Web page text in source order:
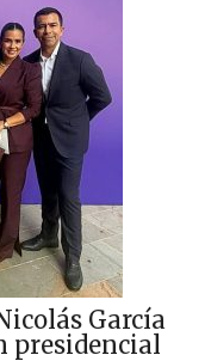
García
presidencial